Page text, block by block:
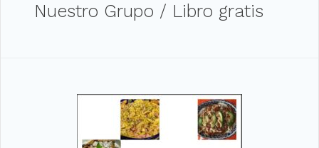
Nuestro Grupo / Libro gratis